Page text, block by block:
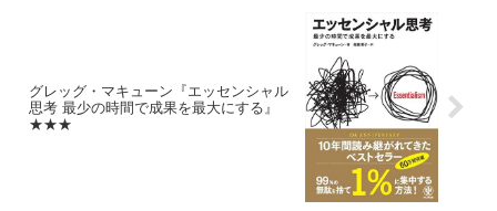
グレッグ・マキューン『エッセンシャル
思考 最少の時間で成果を最大にする』
★★★